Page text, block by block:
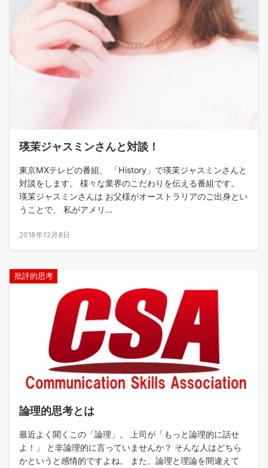
瑛茉ジャスミンさんと対談！
東京MXテレビの番組、 「History」で瑛茉ジャスミンさんと
対談をします。 様々な業界のこだわりを伝える番組です。
瑛茉ジャスミンさんは お父様がオーストラリアのご出身とい
うことで、 私がアメリ...
2018年12月8日
批評的思考
論理的思考とは
最近よく聞くこの「論理」。 上司が「もっと論理的に話せ
よ！」 と非論理的に言っていませんか？ そんな人はどちら
かというと感情的ですよね。 また、論理と理論を間違えて